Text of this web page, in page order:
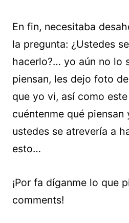
En fin, necesitaba
la pregunta: ¿Ustedes
hacerlo?… yo aún no lo
piensan, les dejo foto
que yo vi, así como
cuéntenme qué piensan
ustedes se atrevería a
esto…
¡Por fa díganme lo que
comments!